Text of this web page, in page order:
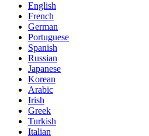
English
French
German
Portuguese
Spanish
Russian
Japanese
Korean
Arabic
Irish
Greek
Turkish
Italian